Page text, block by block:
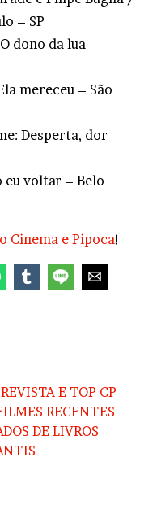
– SP
dono da lua –
mereceu – São
Desperta, dor –
eu voltar – Belo
Cinema e Pipoca!
E TOP CP
RECENTES
DE LIVROS